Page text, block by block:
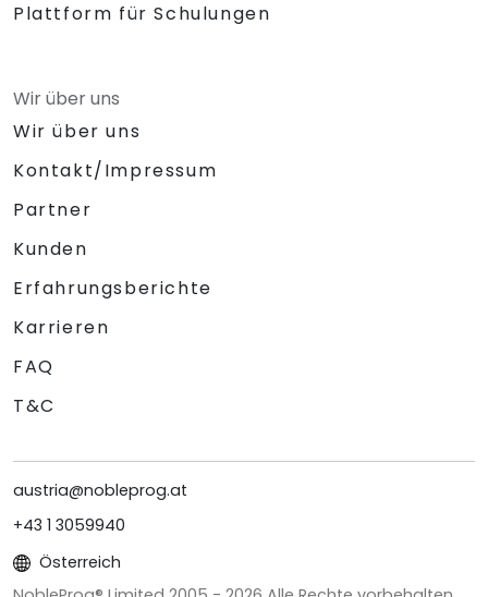
Plattform für Schulungen
Wir über uns
Wir über uns
Kontakt/Impressum
Partner
Kunden
Erfahrungsberichte
Karrieren
FAQ
T&C
austria@nobleprog.at
+43 1 3059940
Österreich